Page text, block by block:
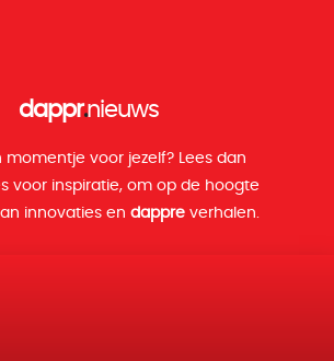
dappr.nieuws
momentje voor jezelf? Lees dan
voor inspiratie, om op de hoogte
innovaties en dappreverhalen.